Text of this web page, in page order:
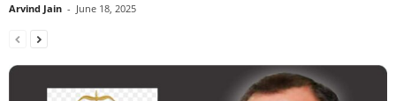
Arvind Jain - June 18, 2025